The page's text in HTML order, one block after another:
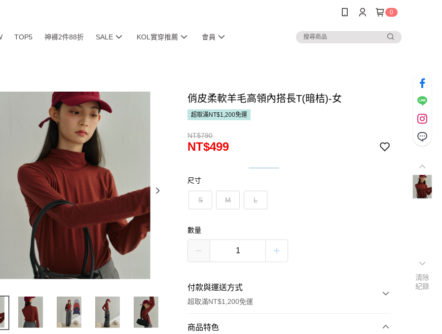
0
TOP5 神褲2件88折 SALE KOL實穿推薦 會員
俏皮柔軟羊毛高領內搭長T(暗桔)-女
超取滿NT$1,200免運
NT$790
NT$499
尺寸
S M L
數量
付款與運送方式
超取滿NT$1,200免運
付款方式
商品特色
清除
紀錄